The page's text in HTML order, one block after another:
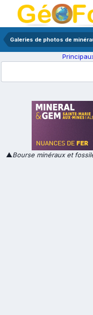
Galeries de photos de
▲Bourse minéraux et